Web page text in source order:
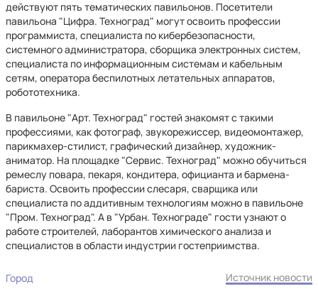
действуют пять тематических павильонов. Посетители
павильона "Цифра. Техноград" могут освоить профессии
программиста, специалиста по кибербезопасности,
системного администратора, сборщика электронных систем,
специалиста по информационным системам и кабельным
сетям, оператора беспилотных летательных аппаратов,
робототехника.
В павильоне "Арт. Техноград" гостей знакомят с такими
профессиями, как фотограф, звукорежиссер, видеомонтажер,
парикмахер-стилист, графический дизайнер, художник-
аниматор. На площадке "Сервис. Техноград" можно обучиться
ремеслу повара, пекаря, кондитера, официанта и бармена-
бариста. Освоить профессии слесаря, сварщика или
специалиста по аддитивным технологиям можно в павильоне
"Пром. Техноград". А в "Урбан. Технограде" гости узнают о
работе строителей, лаборантов химического анализа и
специалистов в области индустрии гостеприимства.
Город Источник новости